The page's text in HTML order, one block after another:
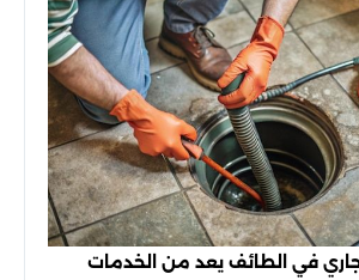
في الطائف يعد من الخدمات